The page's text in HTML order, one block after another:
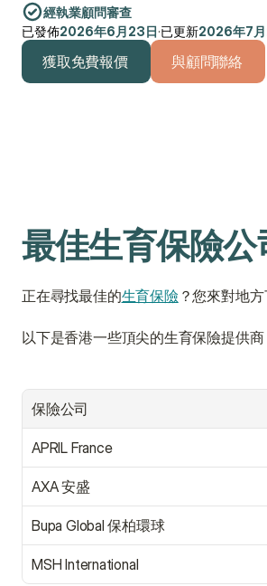
經執業顧問審查
已發佈2026年6月23日·已更新2026年7
獲取免費報價 與顧問聯絡
最佳生育保險
正在尋找最佳的生育保險？您來對地方
以下是香港一些頂尖的生育保險提供商
保險公司
APRIL France
AXA 安盛
Bupa Global 保柏環球
MSH International